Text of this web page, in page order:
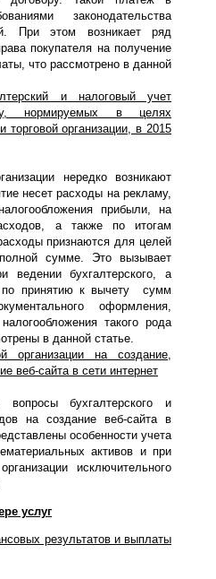
законодательства
При этом возникает ряд
покупателя на получение
что рассмотрено в данной
и налоговый учет
нормируемых в целях
торговой организации, в 2015
нередко возникают
несет расходы на рекламу,
прибыли, на
а также по итогам
признаются для целей
сумме. Это вызывает
ведении бухгалтерского, а
по принятию к вычету сумм
оформления,
такого рода
в данной статье.
организации на создание,
веб-сайта в сети интернет
бухгалтерского и
на создание веб-сайта в
особенности учета
активов и при
исключительного
услуг
результатов и выплаты